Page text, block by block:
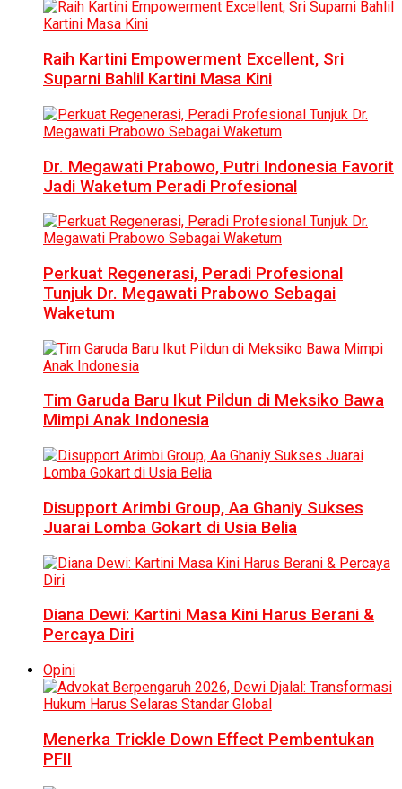
Raih Kartini Empowerment Excellent, Sri
Suparni Bahlil Kartini Masa Kini
Dr. Megawati Prabowo, Putri Indonesia Favorit
Jadi Waketum Peradi Profesional
Perkuat Regenerasi, Peradi Profesional
Tunjuk Dr. Megawati Prabowo Sebagai
Waketum
Tim Garuda Baru Ikut Pildun di Meksiko Bawa
Mimpi Anak Indonesia
Disupport Arimbi Group, Aa Ghaniy Sukses
Juarai Lomba Gokart di Usia Belia
Diana Dewi: Kartini Masa Kini Harus Berani &
Percaya Diri
Opini
Menerka Trickle Down Effect Pembentukan
PFII